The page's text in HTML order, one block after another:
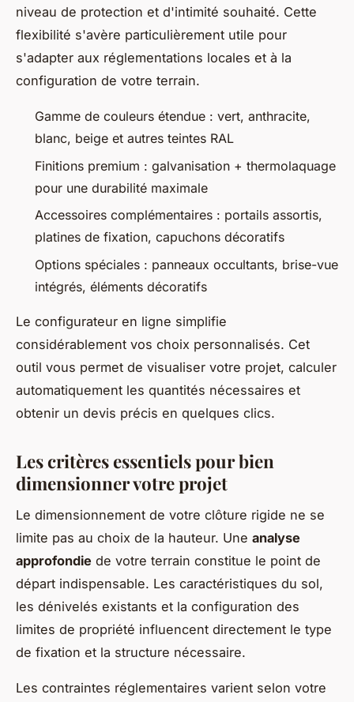
niveau de protection et d'intimité souhaité. Cette
flexibilité s'avère particulièrement utile pour
s'adapter aux réglementations locales et à la
configuration de votre terrain.
Gamme de couleurs étendue : vert, anthracite,
blanc, beige et autres teintes RAL
Finitions premium : galvanisation + thermolaquage
pour une durabilité maximale
Accessoires complémentaires : portails assortis,
platines de fixation, capuchons décoratifs
Options spéciales : panneaux occultants, brise-vue
intégrés, éléments décoratifs
Le configurateur en ligne simplifie
considérablement vos choix personnalisés. Cet
outil vous permet de visualiser votre projet, calculer
automatiquement les quantités nécessaires et
obtenir un devis précis en quelques clics.
Les critères essentiels pour bien
dimensionner votre projet
Le dimensionnement de votre clôture rigide ne se
limite pas au choix de la hauteur. Une analyse
approfondie de votre terrain constitue le point de
départ indispensable. Les caractéristiques du sol,
les dénivelés existants et la configuration des
limites de propriété influencent directement le type
de fixation et la structure nécessaire.
Les contraintes réglementaires varient selon votre